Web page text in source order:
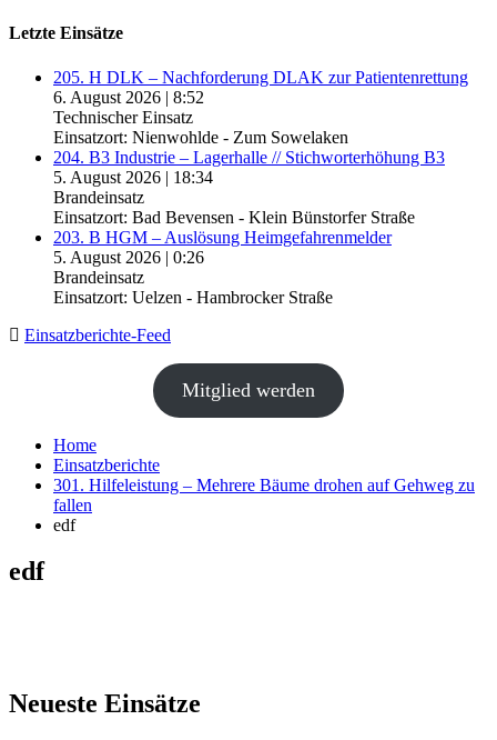
Letzte Einsätze
205. H DLK – Nachforderung DLAK zur Patientenrettung
6. August 2026 | 8:52
Technischer Einsatz
Einsatzort: Nienwohlde - Zum Sowelaken
204. B3 Industrie – Lagerhalle // Stichworterhöhung B3
5. August 2026 | 18:34
Brandeinsatz
Einsatzort: Bad Bevensen - Klein Bünstorfer Straße
203. B HGM – Auslösung Heimgefahrenmelder
5. August 2026 | 0:26
Brandeinsatz
Einsatzort: Uelzen - Hambrocker Straße
Einsatzberichte-Feed
Mitglied werden
Home
Einsatzberichte
301. Hilfeleistung – Mehrere Bäume drohen auf Gehweg zu
fallen
edf
edf
Neueste Einsätze